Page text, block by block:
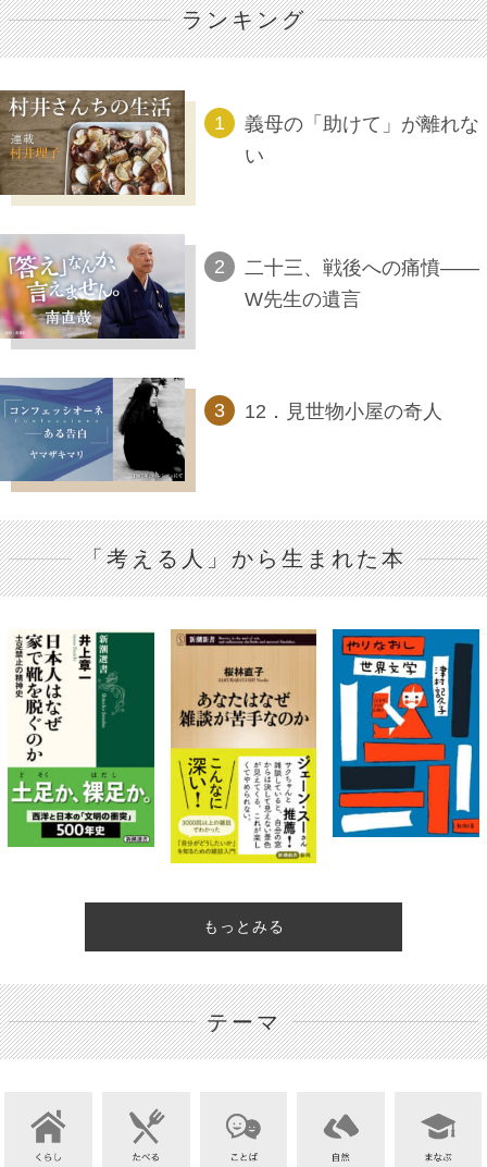
ランキング
義母の「助けて」が離れな
い
二十三、戦後への痛憤――
W先生の遺言
12．見世物小屋の奇人
「考える人」から生まれた本
もっとみる
テーマ